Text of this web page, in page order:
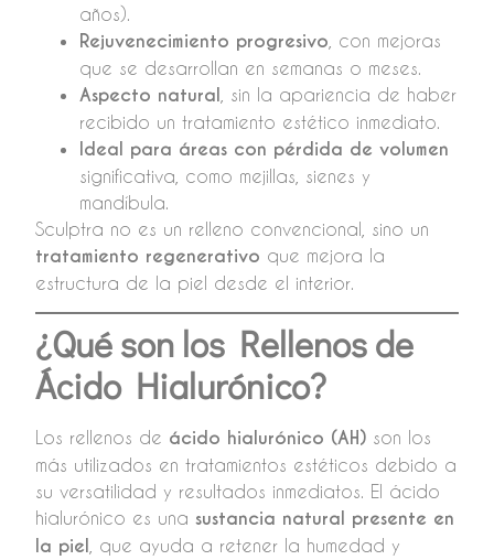
años).
Rejuvenecimiento progresivo , con mejoras
que se desarrollan en semanas o meses.
Aspecto natural , sin la apariencia de haber
recibido un tratamiento estético inmediato.
Ideal para áreas con pérdida de volumen
significativa, como mejillas, sienes y
mandíbula.
Sculptra no es un relleno convencional, sino un
tratamiento regenerativo que mejora la
estructura de la piel desde el interior.
¿Qué son los Rellenos de
Ácido Hialurónico?
Los rellenos de ácido hialurónico (AH) son los
más utilizados en tratamientos estéticos debido a
su versatilidad y resultados inmediatos. El ácido
hialurónico es una sustancia natural presente en
la piel
, que ayuda a retener la humedad y